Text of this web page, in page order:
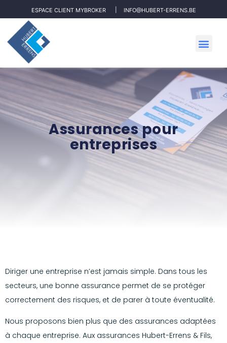
ESPACE CLIENT MYBROKER INFO@HUBERT-ERRENS.BE
Assurances pour
entreprises
Diriger une entreprise n’est jamais simple. Dans tous les
secteurs, une bonne assurance permet de se protéger
correctement des risques, et de parer à toute éventualité.
Nous proposons bien plus que des assurances adaptées
à chaque entreprise. Aux assurances Hubert-Errens & Fils,